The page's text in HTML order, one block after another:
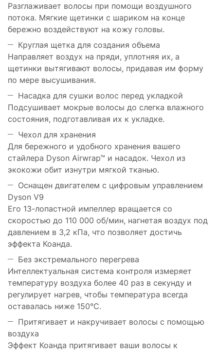
Разглаживает волосы при помощи воздушного
потока. Мягкие щетинки с шариком на конце
бережно воздействуют на кожу головы.
Круглая щетка для создания объема
Направляет воздух на пряди, уплотняя их, а
щетинки вытягивают волосы, придавая им форму
по мере высушивания.
Насадка для сушки волос перед укладкой
Подсушивает мокрые волосы до слегка влажного
состояния, подготавливая их к укладке.
Чехол для хранения
Для бережного и удобного хранения вашего
стайлера Dyson Airwrap™ и насадок. Чехол из
экокожи обит изнутри мягкой тканью.
Оснащен двигателем с цифровым управлением
Dyson V9
Его 13-лопастной импеллер вращается со
скоростью до 110 000 об/мин, нагнетая воздух под
давлением в 3,2 кПа, что позволяет достичь
эффекта Коанда.
Без экстремального перегрева
Интеллектуальная система контроля измеряет
температуру воздуха более 40 раз в секунду и
регулирует нагрев, чтобы температура всегда
оставалась ниже 150°C.
Притягивает и накручивает волосы с помощью
воздуха
Эффект Коанда притягивает ваши волосы к